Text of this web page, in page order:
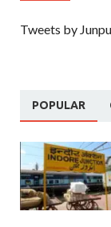
Tweets by
POPULAR